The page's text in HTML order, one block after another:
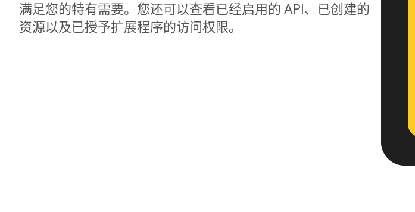
满足您的特有需要。您还可以查看已经启用的 API、已创建的
资源以及已授予扩展程序的访问权限。